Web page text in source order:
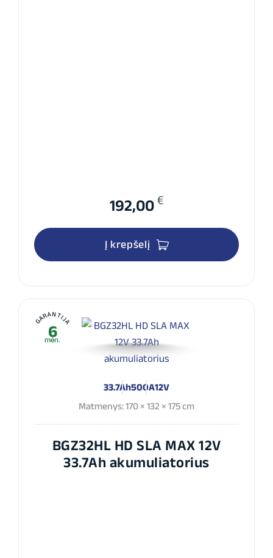
192,00 €
Į krepšelį
GARANTIJA
6
mėn.
33.7Ah500A12V
Matmenys: 170 × 132 × 175 cm
BGZ32HL HD SLA MAX 12V
33.7Ah akumuliatorius